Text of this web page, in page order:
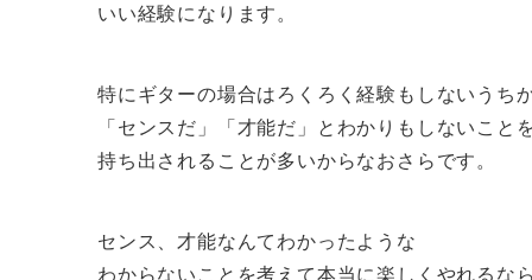
いい経験になります。
特にギターの場合はろくろく経験もしないうち
「センスだ」「才能だ」とわかりもしないこと
持ち出されることが多いからなおさらです。
センス、才能なんてわかったような
わからないことを考えて本当に楽しくやれるなら